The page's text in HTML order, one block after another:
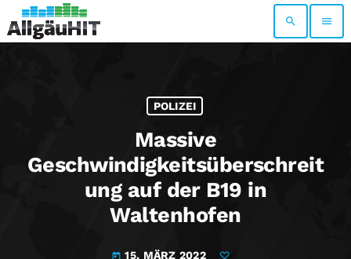
search menu
POLIZEI
Massive
Geschwindigkeitsüberschreit
ung auf der B19 in
Waltenhofen
today 15. MÄRZ 2022